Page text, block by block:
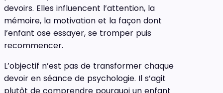
devoirs. Elles influencent l’attention, la
mémoire, la motivation et la façon dont
l’enfant ose essayer, se tromper puis
recommencer.
L’objectif n’est pas de transformer chaque
devoir en séance de psychologie. Il s’agit